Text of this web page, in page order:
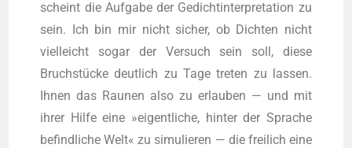
scheint die Auf­ga­be der Gedicht­in­ter­pre­ta­ti­on zu
sein. Ich bin mir nicht sicher, ob Dich­ten nicht
viel­leicht sogar der Ver­such sein soll, die­se
Bruch­stü­cke deut­lich zu Tage tre­ten zu las­sen.
Ihnen das Rau­nen also zu erlau­ben — und mit
ihrer Hil­fe eine »eigent­li­che, hin­ter der Spra­che
befind­li­che Welt« zu simu­lie­ren — die frei­lich eine